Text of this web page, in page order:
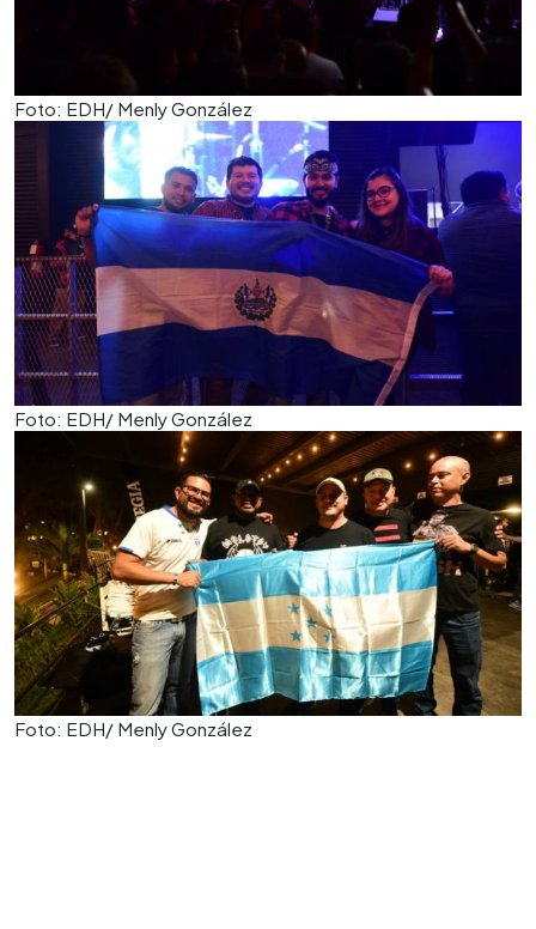
Foto: EDH/ Menly González
Foto: EDH/ Menly González
Foto: EDH/ Menly González